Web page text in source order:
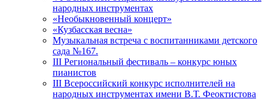
народных инструментах
«Необыкновенный концерт»
«Кузбасская весна»
Музыкальная встреча с воспитанниками детского
сада №167.
III Региональный фестиваль – конкурс юных
пианистов
III Всероссийский конкурс исполнителей на
народных инструментах имени В.Т. Феоктистова